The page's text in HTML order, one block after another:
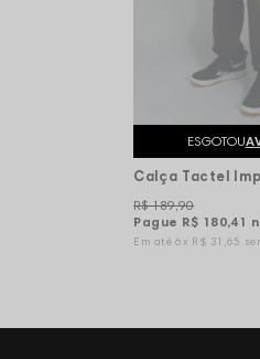
ESGOTOU
Pague R$ 180,41
R$ 189,90
6x R$ 31,65